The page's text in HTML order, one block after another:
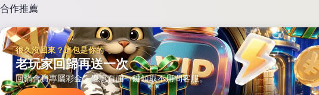
合作推薦
很久沒回來？這包是你的
老玩家回歸再送一次
回鍋會員專屬彩金，優惠頁面一鍵領取不用問客服。